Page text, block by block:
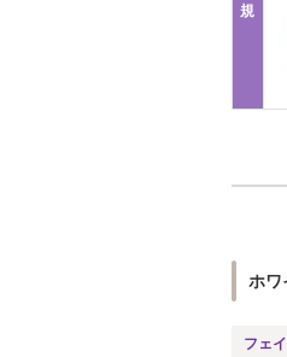
規
ホワ
フェ